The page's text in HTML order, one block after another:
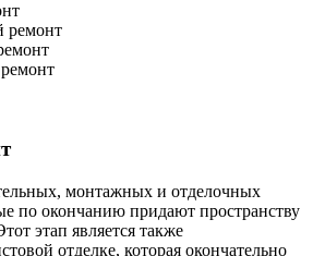
ремонт
монтажных и отделочных
по окончанию придают пространству
этап является также
отделке, которая окончательно